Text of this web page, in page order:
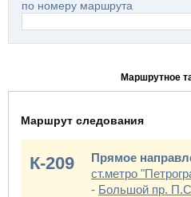
по номеру маршрута
Маршрутное
Маршрут следования
К-209
Прямое
ст.метро
- Большой пр.